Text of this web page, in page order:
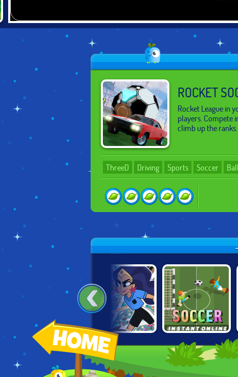
ROCKET
Rocket League in
players. Compete
climb up the ranks.
ThreeD Driving Sports Soccer
INSTANT SOCCER
TOON CUP 2021
TRICKY KICK
DRIBBLER